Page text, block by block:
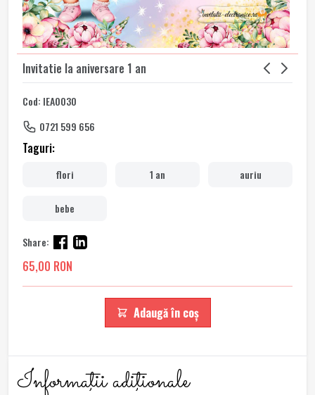
Invitatie la aniversare 1 an
Cod: IEA0030
0721 599 656
Taguri:
flori 1 an auriu
bebe
Share:
65,00 RON
Adaugă în coș
Informaţii adiţionale